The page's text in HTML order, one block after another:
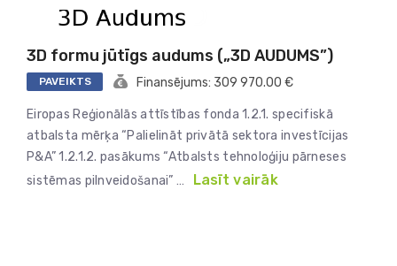
3D formu jūtīgs audums („3D AUDUMS”)
PAVEIKTS Finansējums: 309 970.00 €
Eiropas Reģionālās attīstības fonda 1.2.1. specifiskā
atbalsta mērķa “Palielināt privātā sektora investīcijas
P&A” 1.2.1.2. pasākums “Atbalsts tehnoloģiju pārneses
sistēmas pilnveidošanai” …
Lasīt vairāk